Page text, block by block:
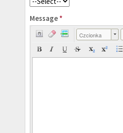
Message *
Czcionka